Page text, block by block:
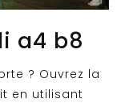
a4 b8
? Ouvrez la
en utilisant